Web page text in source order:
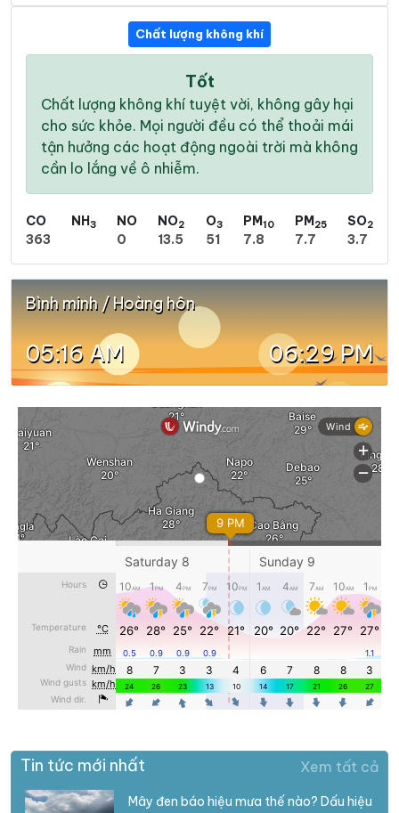
Chất lượng không khí
Tốt
Chất lượng không khí tuyệt vời, không gây hại
cho sức khỏe. Mọi người đều có thể thoải mái
tận hưởng các hoạt động ngoài trời mà không
cần lo lắng về ô nhiễm.
CO
363
NH3
NO
0
NO2
13.5
O3
51
PM10
7.8
PM25
7.7
SO2
3.7
Bình minh / Hoàng hôn
05:16 AM 06:29 PM
Tin tức mới nhất Xem tất cả
Mây đen báo hiệu mưa thế nào? Dấu hiệu